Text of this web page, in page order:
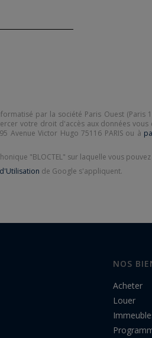
par la société Paris Ouest
votre droit d'accès aux données
Avenue Victor Hugo 75116 PARIS ou à
"BLOCTEL" sur laquelle vous
de Google s'appliquent.
NOS
Acheter
Louer